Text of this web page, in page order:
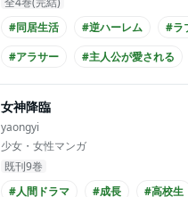
#同居生活
#逆ハーレム
#ラ
#アラサー
#主人公が愛される
#ミュージシャンとの恋愛
#プレ
#ひねくれ男子
#実写化
女神降臨
yaongyi
少女・女性マンガ
既刊9巻
#人間ドラマ
#成長 #高校生